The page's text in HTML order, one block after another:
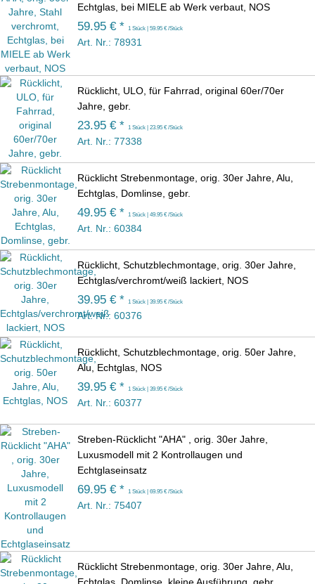
Echtglas, bei MIELE ab Werk verbaut, NOS
59.95 € * 1 Stück | 59.95 € /Stück
Art. Nr.: 78931
Rücklicht, ULO, für Fahrrad, original 60er/70er
Jahre, gebr.
23.95 € * 1 Stück | 23.95 € /Stück
Art. Nr.: 77338
Rücklicht Strebenmontage, orig. 30er Jahre, Alu,
Echtglas, Domlinse, gebr.
49.95 € * 1 Stück | 49.95 € /Stück
Art. Nr.: 60384
Rücklicht, Schutzblechmontage, orig. 30er Jahre,
Echtglas/verchromt/weiß lackiert, NOS
39.95 € * 1 Stück | 39.95 € /Stück
Art. Nr.: 60376
Rücklicht, Schutzblechmontage, orig. 50er Jahre,
Alu, Echtglas, NOS
39.95 € * 1 Stück | 39.95 € /Stück
Art. Nr.: 60377
Streben-Rücklicht "AHA" , orig. 30er Jahre,
Luxusmodell mit 2 Kontrollaugen und
Echtglaseinsatz
69.95 € * 1 Stück | 69.95 € /Stück
Art. Nr.: 75407
Rücklicht Strebenmontage, orig. 30er Jahre, Alu,